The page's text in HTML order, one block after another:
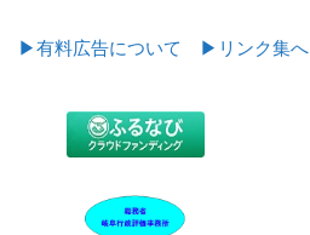
▶有料広告について ▶リンク集へ